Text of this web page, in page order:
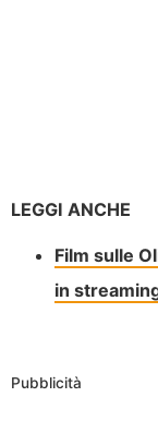
LEGGI ANCHE
Film sulle
in
Pubblicità